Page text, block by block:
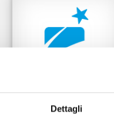
Dettagli